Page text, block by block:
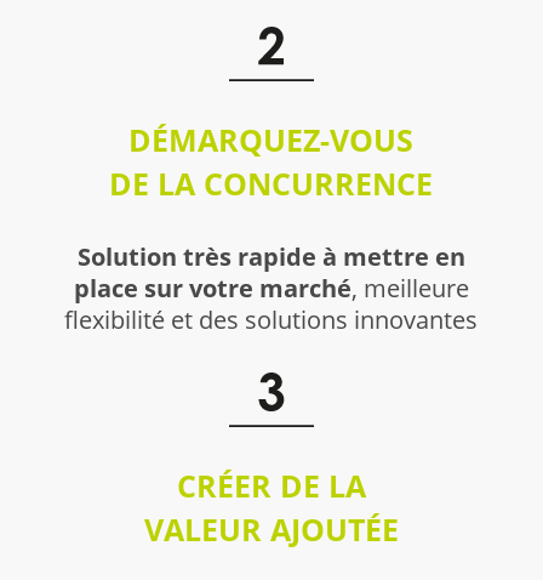
DÉMARQUEZ-VOUS
DE LA CONCURRENCE
Solution très rapide à mettre en
place sur votre marché, meilleure
flexibilité et des solutions innovantes
CRÉER DE LA
VALEUR AJOUTÉE